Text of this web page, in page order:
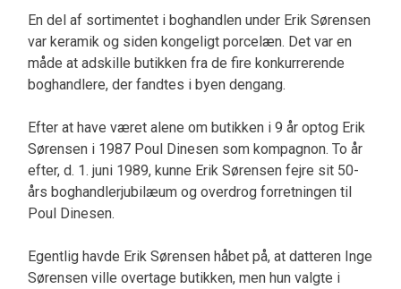
En del af sortimentet i boghandlen under Erik Sørensen
var keramik og siden kongeligt porcelæn. Det var en
måde at adskille butikken fra de fire konkurrerende
boghandlere, der fandtes i byen dengang.
Efter at have været alene om butikken i 9 år optog Erik
Sørensen i 1987 Poul Dinesen som kompagnon. To år
efter, d. 1. juni 1989, kunne Erik Sørensen fejre sit 50-
års boghandlerjubilæum og overdrog forretningen til
Poul Dinesen.
Egentlig havde Erik Sørensen håbet på, at datteren Inge
Sørensen ville overtage butikken, men hun valgte i